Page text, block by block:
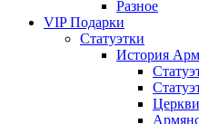
Разное
VIP Подарки
Статуэтки
История